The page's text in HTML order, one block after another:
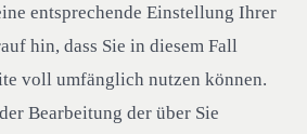
entsprechende Einstellung Ihrer
hin, dass Sie in diesem Fall
voll umfänglich nutzen können.
Bearbeitung der über Sie